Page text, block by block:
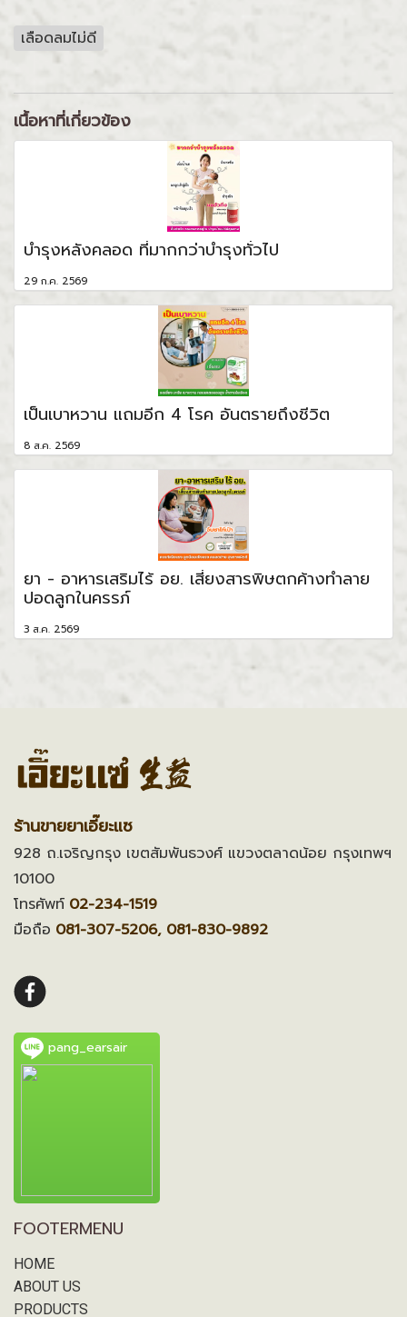
เลือดลมไม่ดี
เนื้อหาที่เกี่ยวข้อง
บำรุงหลังคลอด ที่มากกว่าบำรุงทั่วไป
29 ก.ค. 2569
เป็นเบาหวาน แถมอีก 4 โรค อันตรายถึงชีวิต
8 ส.ค. 2569
ยา - อาหารเสริมไร้ อย. เสี่ยงสารพิษตกค้างทำลาย
ปอดลูกในครรภ์
3 ส.ค. 2569
ร้านขายยาเอี๊ยะแซ
928 ถ.เจริญกรุง เขตสัมพันธวงศ์ แขวงตลาดน้อย กรุงเทพฯ
10100
โทรศัพท์ 02-234-1519
มือถือ 081-307-5206, 081-830-9892
pang_earsair
FOOTERMENU
HOME
ABOUT US
PRODUCTS